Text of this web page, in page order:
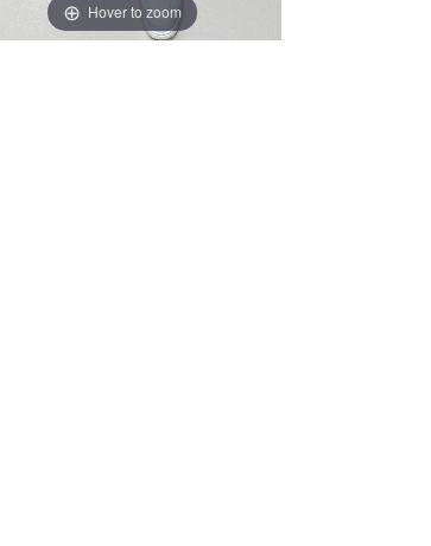
Hover to zoom